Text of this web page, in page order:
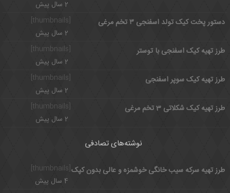
2 سال پیش
[thumbnails]
دستور پخت کیک تولد اسفنجی ۳ تخم مرغی
2 سال پیش
طرز تهیه کیک اسفنجی با توستر
2 سال پیش
[thumbnails]
طرز تهیه کیک سوپر اسفنجی
2 سال پیش
طرز تهیه کیک شکلاتی 3 تخم مرغی
2 سال پیش
نوشته‌های تصادفی
[thumbnails]طرز تهیه سرکه سیب خانگی خوشمزه و عالی بدون کپک
4 سال پیش